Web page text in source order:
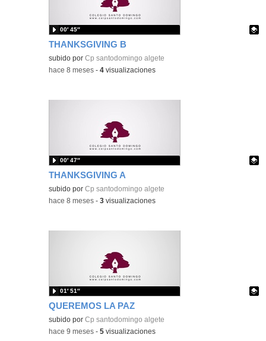
THANKSGIVING B
Contenido educativo.
subido porCp santodomingo algete
00′ 45″
-hace 8 meses -4 visualizaciones
THANKSGIVING A
Contenido educativo.
subido porCp santodomingo algete
00′ 47″
-hace 8 meses -3 visualizaciones
QUEREMOS LA PAZ
Contenido educativo.
subido porCp santodomingo algete
01′ 51″
-hace 9 meses -5 visualizaciones